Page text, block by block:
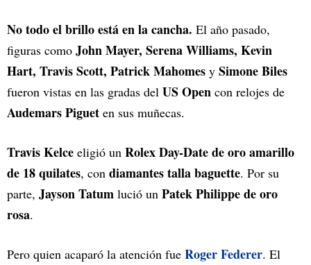
No todo el brillo está en la cancha. El año pasado,
figuras como John Mayer, Serena Williams, Kevin
Hart, Travis Scott, Patrick Mahomes y Simone Biles
fueron vistas en las gradas del US Open con relojes de
Audemars Piguet en sus muñecas.
Travis Kelce eligió un Rolex Day-Date de oro amarillo
de 18 quilates, con diamantes talla baguette. Por su
parte, Jayson Tatum lució un Patek Philippe de oro
rosa.
Pero quien acaparó la atención fue Roger Federer. El